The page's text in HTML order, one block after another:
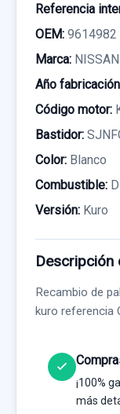
Referencia
OEM: 9614982
Marca: NISSAN
Año
Código motor:
Bastidor:
Color: Blanco
Combustible:
Versión: Kuro
Descripción
Recambio de
kuro referencia
¡100%
más